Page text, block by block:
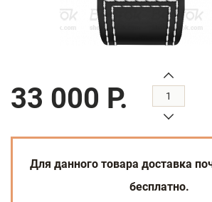
33 000 Р.
Для данного товара доставка
бесплатно.